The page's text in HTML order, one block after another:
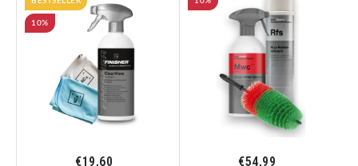
10%
€19,60
pneumatík
€54,99